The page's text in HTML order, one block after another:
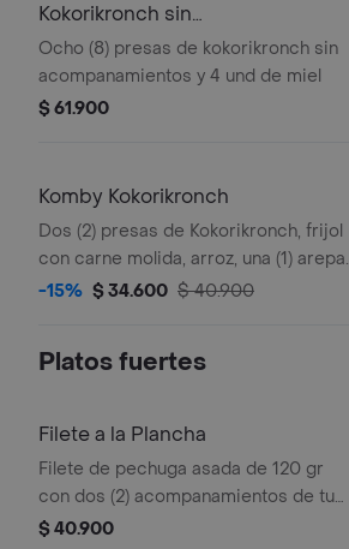
Kokorikronch sin
acompanamientos
Ocho (8) presas de kokorikronch sin
acompanamientos y 4 und de miel
$ 61.900
Komby Kokorikronch
Dos (2) presas de Kokorikronch, frijol
con carne molida, arroz, una (1) arepa,
una (1) Coca Cola 400 ml y 1 und de
-15% $ 34.600 $ 40.900
Platos fuertes
Filete a la Plancha
Filete de pechuga asada de 120 gr
con dos (2) acompanamientos de tu
eleccion.
$ 40.900